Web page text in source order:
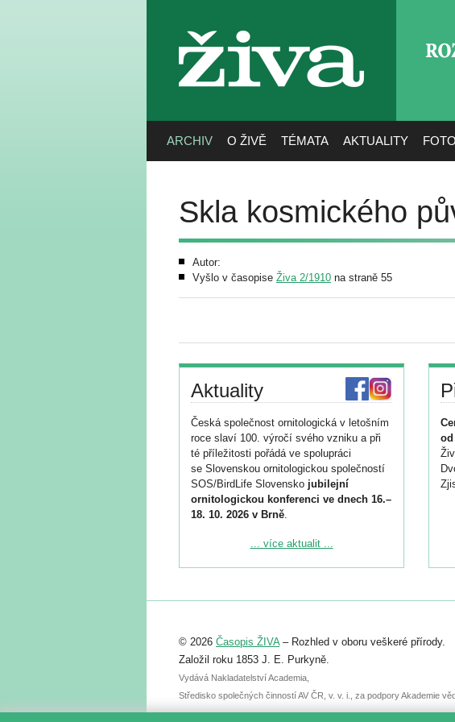
živa
ARCHIV O ŽIVĚ TÉMATA AKTUALITY
Skla kosmického
Autor:
Vyšlo v časopise Živa 2/1910 na straně 55
Aktuality
Česká společnost ornitologická v letošním
roce slaví 100. výročí svého vzniku a při
té příležitosti pořádá ve spolupráci
se Slovenskou ornitologickou společností
SOS/BirdLife Slovensko jubilejní
ornitologickou konferenci ve dnech 16.–
18. 10. 2026 v Brně.
Podrobnější informace ke konferenci
Registrovat se můžete do 6. září.
abstraktu přihlášené přednášky nebo
posteru je už 30. června.
... více aktualit ...
od
© 2026 Časopis ŽIVA– Rozhled v oboru veškeré přírody.
Založil roku 1853 J. E. Purkyně.
Vydává Nakladatelství Academia,
Středisko společných činností AV ČR, v. v. i., za podpory Akademie